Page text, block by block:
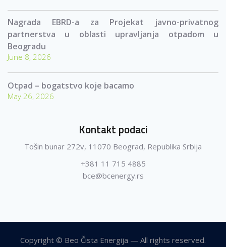
Nagrada EBRD-a za Projekat javno-privatnog
partnerstva u oblasti upravljanja otpadom u
Beogradu
June 8, 2026
Otpad – bogatstvo koje bacamo
May 26, 2026
Kontakt podaci
Tošin bunar 272v, 11070 Beograd, Republika Srbija
+381 11 715 4885
bce@bcenergy.rs
Copyright © Beo Čista Energija — All rights reserved.